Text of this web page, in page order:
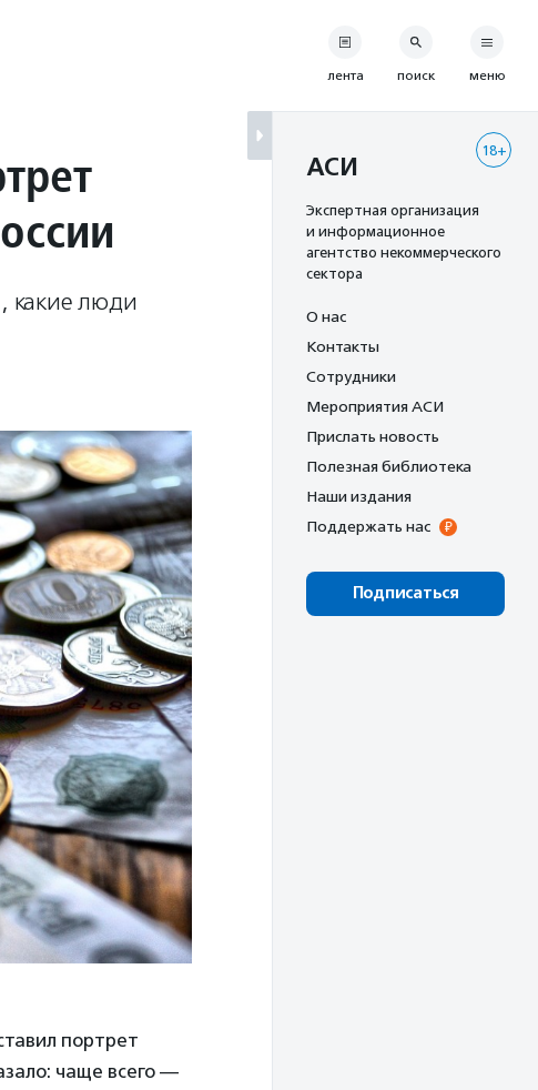
какие люди
портрет
чаще всего —
лента поиск меню
18+
АСИ
Экспертная организация
и информационное
агентство некоммерческого
сектора
О нас
Контакты
Сотрудники
Мероприятия АСИ
Прислать новость
Полезная библиотека
Наши издания
Поддержать нас
Подписаться